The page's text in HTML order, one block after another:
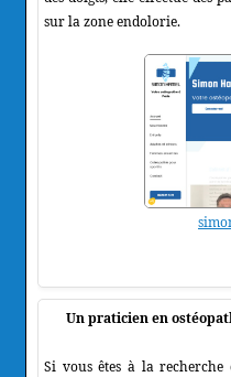
sur la zone endolorie.
Un praticien en
Si vous êtes à la recherche